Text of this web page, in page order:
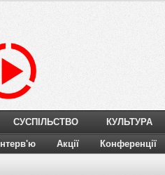
СУСПІЛЬСТВО КУЛЬТУРА
Інтерв'ю Акції Конференції